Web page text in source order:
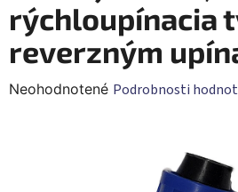
rýchloupínacia
reverzným
Priemerné
Neohodnotené Podrobnosti